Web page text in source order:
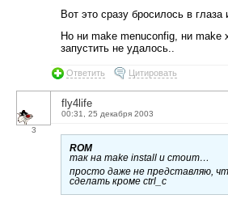
Вот это сразу бросилось в глаза
Но ни make menuconfig, ни make
запустить не удалось..
Ответить Цитировать
3
fly4life
00:31, 25 декабря 2003
ROM
так на make install и стоит…
просто даже не представляю,
сделать кроме ctrl_c